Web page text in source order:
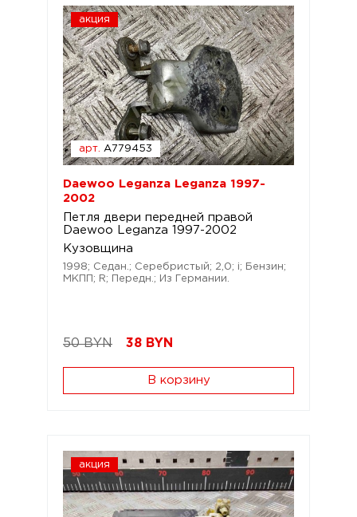
акция
арт. A779453
Daewoo Leganza Leganza 1997-
2002
Петля двери передней правой
Daewoo Leganza 1997-2002
Кузовщина
1998; Седан.; Серебристый; 2,0; i; Бензин;
МКПП; R; Передн.; Из Германии.
50 BYN 38 BYN
В корзину
акция